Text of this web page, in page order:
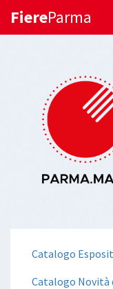
FiereParma
Catalogo
Catalogo